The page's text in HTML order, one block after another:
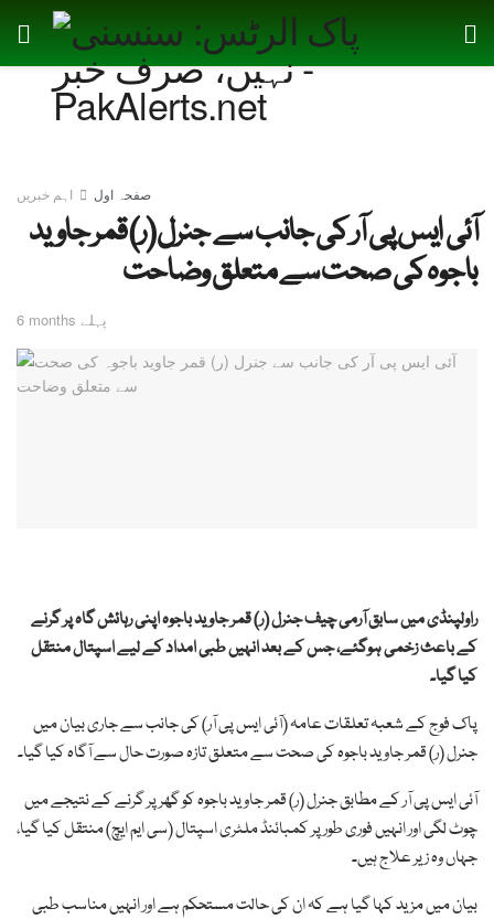
صفحہ اول اہم خبریں
آئی ایس پی آر کی جانب سے جنرل (ر) قمر جاوید
باجوہ کی صحت سے متعلق وضاحت
6 months پہلے
راولپنڈی میں سابق آرمی چیف جنرل (ر) قمر جاوید باجوہ اپنی رہائش گاہ پر گرنے
کے باعث زخمی ہوگئے، جس کے بعد انہیں طبی امداد کے لیے اسپتال منتقل
کیا گیا۔
پاک فوج کے شعبہ تعلقات عامہ (آئی ایس پی آر) کی جانب سے جاری بیان میں
جنرل (ر) قمر جاوید باجوہ کی صحت سے متعلق تازہ صورت حال سے آگاہ کیا گیا۔
آئی ایس پی آر کے مطابق جنرل (ر) قمر جاوید باجوہ کو گھر پر گرنے کے نتیجے میں
چوٹ لگی اور انہیں فوری طور پر کمبائنڈ ملٹری اسپتال (سی ایم ایچ) منتقل کیا گیا،
جہاں وہ زیر علاج ہیں۔
بیان میں مزید کہا گیا ہے کہ ان کی حالت مستحکم ہے اور انہیں مناسب طبی